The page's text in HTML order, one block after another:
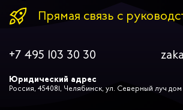
Прямая связь с
+7 495 103 30 30
Юридический адрес
Россия, 454081, Челябинск, ул. Северный луч дом